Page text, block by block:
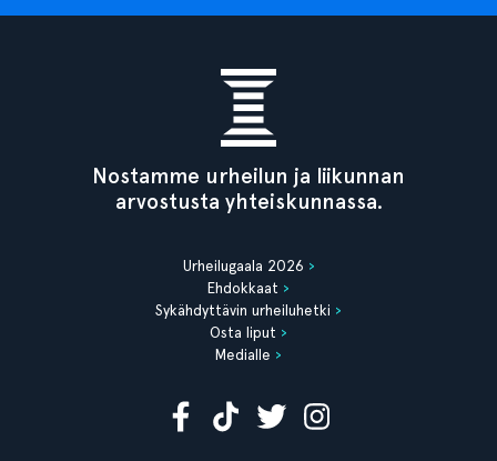
Nostamme urheilun ja liikunnan
arvostusta yhteiskunnassa.
Urheilugaala 2026
Ehdokkaat
Sykähdyttävin urheiluhetki
Osta liput
Medialle